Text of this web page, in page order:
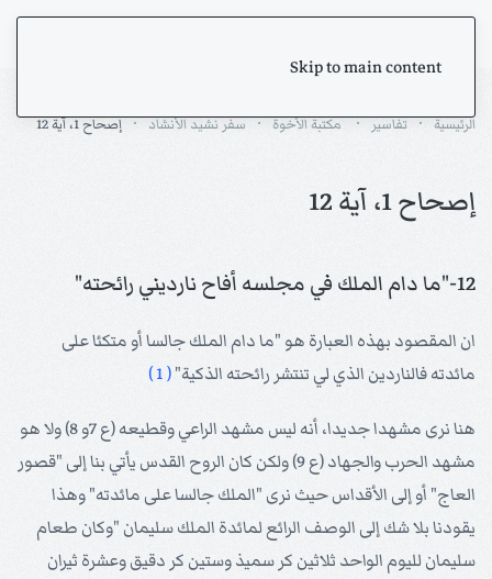
Skip to main content
الرئيسية تفاسير مكتبة الأخوة سفر نشيد الأنشاد إصحاح 1، آية 12
إصحاح 1، آية 12
12-"ما دام الملك في مجلسه أفاح نارديني رائحته"
ان المقصود بهذه العبارة هو "ما دام الملك جالسا أو متكئا على
مائدته فالناردين الذي لي تنتشر رائحته الذكية"( 1 )
هنا نرى مشهدا جديدا، أنه ليس مشهد الراعي وقطيعه (ع 7و 8) ولا هو
مشهد الحرب والجهاد (ع 9) ولكن كان الروح القدس يأتي بنا إلى "قصور
العاج" أو إلى الأقداس حيث نرى "الملك جالسا على مائدته" وهذا
يقودنا بلا شك إلى الوصف الرائع لمائدة الملك سليمان "وكان طعام
سليمان لليوم الواحد ثلاثين كر سميذ وستين كر دقيق وعشرة ثيران